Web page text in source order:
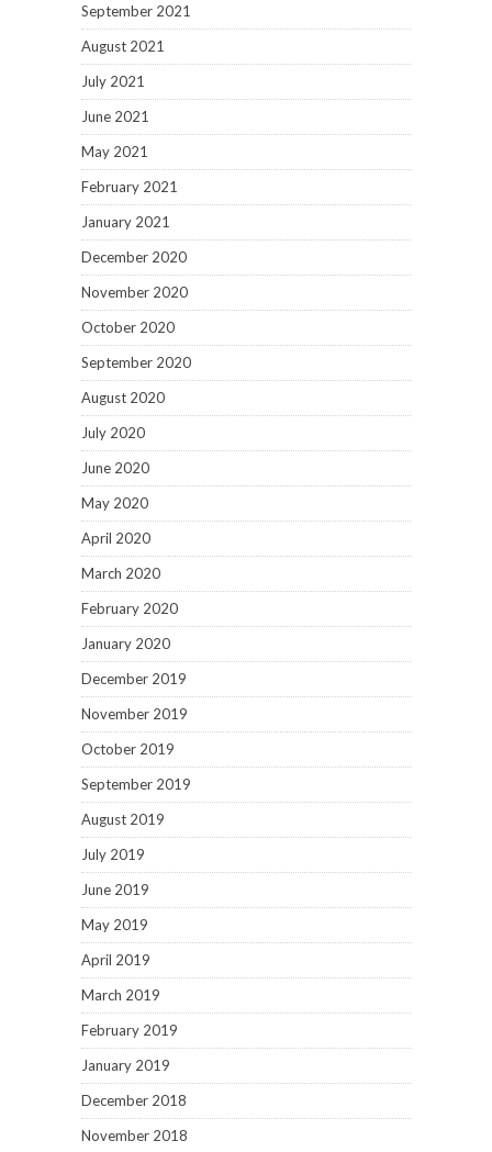
September 2021
August 2021
July 2021
June 2021
May 2021
February 2021
January 2021
December 2020
November 2020
October 2020
September 2020
August 2020
July 2020
June 2020
May 2020
April 2020
March 2020
February 2020
January 2020
December 2019
November 2019
October 2019
September 2019
August 2019
July 2019
June 2019
May 2019
April 2019
March 2019
February 2019
January 2019
December 2018
November 2018